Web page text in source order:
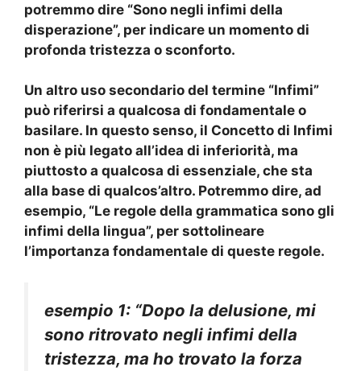
potremmo dire “Sono negli infimi della
disperazione”, per indicare un momento di
profonda tristezza o sconforto.
Un altro uso secondario del termine “Infimi”
può riferirsi a qualcosa di fondamentale o
basilare. In questo senso, il Concetto di Infimi
non è più legato all’idea di inferiorità, ma
piuttosto a qualcosa di essenziale, che sta
alla base di qualcos’altro. Potremmo dire, ad
esempio, “Le regole della grammatica sono gli
infimi della lingua”, per sottolineare
l’importanza fondamentale di queste regole.
esempio 1: “Dopo la delusione, mi
sono ritrovato negli infimi della
tristezza, ma ho trovato la forza